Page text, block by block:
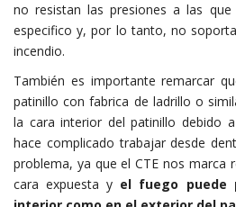
no resistan las presiones a las
especifico y, por lo tanto, no
incendio.
También es importante remarcar
patinillo con fabrica de ladrillo o
la cara interior del patinillo debido
hace complicado trabajar desde
problema, ya que el CTE nos marca
cara expuesta y el fuego puede